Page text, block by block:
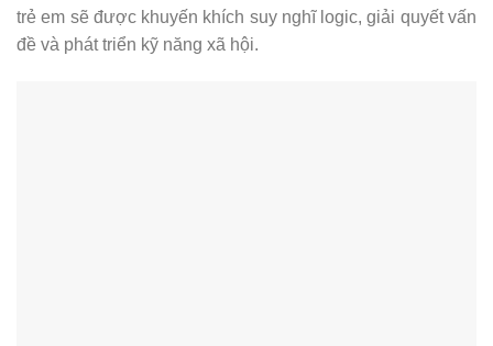
trẻ em sẽ được khuyến khích suy nghĩ logic, giải quyết vấn
đề và phát triển kỹ năng xã hội.